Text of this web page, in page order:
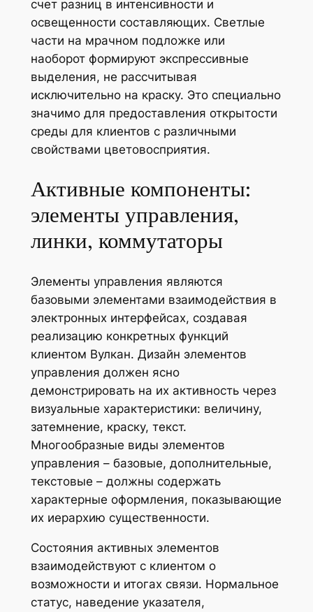
счет разниц в интенсивности и
освещенности составляющих. Светлые
части на мрачном подложке или
наоборот формируют экспрессивные
выделения, не рассчитывая
исключительно на краску. Это специально
значимо для предоставления открытости
среды для клиентов с различными
свойствами цветовосприятия.
Активные компоненты:
элементы управления,
линки, коммутаторы
Элементы управления являются
базовыми элементами взаимодействия в
электронных интерфейсах, создавая
реализацию конкретных функций
клиентом Вулкан. Дизайн элементов
управления должен ясно
демонстрировать на их активность через
визуальные характеристики: величину,
затемнение, краску, текст.
Многообразные виды элементов
управления – базовые, дополнительные,
текстовые – должны содержать
характерные оформления, показывающие
их иерархию существенности.
Состояния активных элементов
взаимодействуют с клиентом о
возможности и итогах связи. Нормальное
статус, наведение указателя,